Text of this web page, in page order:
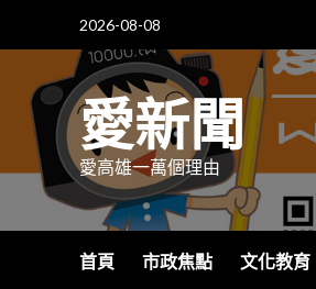
2026-08-08
愛新聞
愛高雄一萬個理由
首頁 市政焦點 文化教育